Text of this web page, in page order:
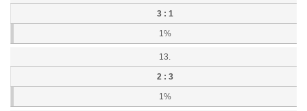
3 : 1
1%
13.
2 : 3
1%